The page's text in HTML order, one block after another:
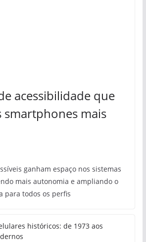
acessibilidade que
mais
ganham espaço nos sistemas
mais autonomia e ampliando o
para todos os perfis
históricos: de 1973 aos